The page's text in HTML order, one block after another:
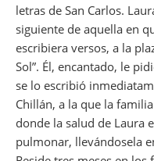
letras de San Carlos.
siguiente de aquella en
escribiera versos, a la
Sol”. Él, encantado, le
se lo escribió
Chillán, a la que la
donde la salud de Laura
pulmonar, llevándosela